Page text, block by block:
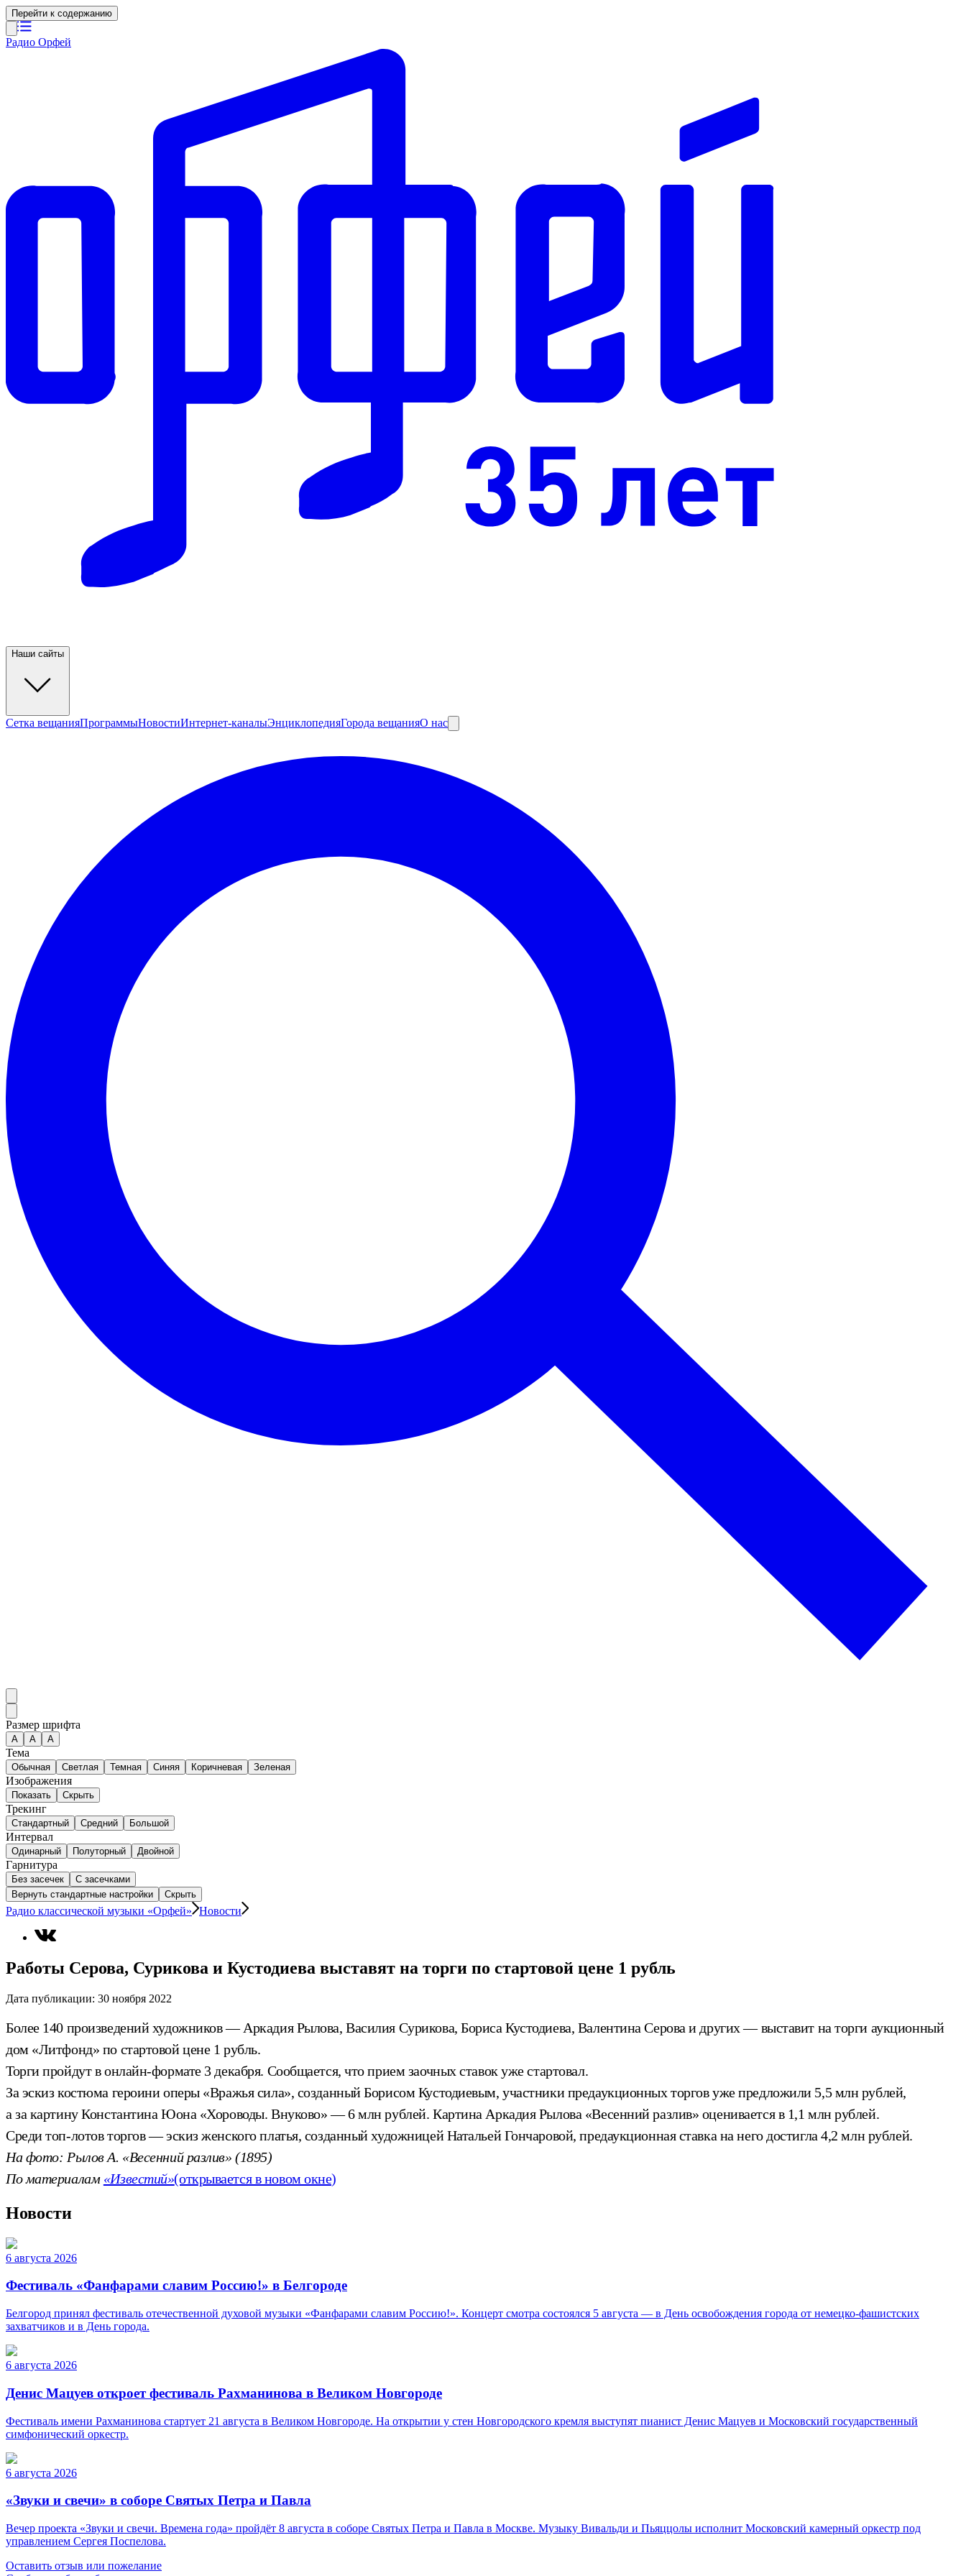
Перейти к содержанию
Радио Орфей
Наши сайты
Сетка вещанияПрограммыНовостиИнтернет-каналыЭнциклопедияГорода вещанияО нас
Размер шрифта
А A A
Тема
Обычная Светлая Темная Синяя Коричневая Зеленая
Изображения
Показать Скрыть
Трекинг
Стандартный Средний Большой
Интервал
Одинарный Полуторный Двойной
Гарнитура
Без засечек
С засечками
Вернуть стандартные настройки
Скрыть
Радио классической музыки «Орфей» Новости
Работы Серова, Сурикова и Кустодиева выставят на торги по стартовой цене 1 рубль
Дата публикации: 30 ноября 2022
Более 140 произведений художников — Аркадия Рылова, Василия Сурикова, Бориса Кустодиева, Валентина Серова и других — выставит на торги аукционный
дом «Литфонд» по стартовой цене 1 рубль.
Торги пройдут в онлайн-формате 3 декабря. Сообщается, что прием заочных ставок уже стартовал.
За эскиз костюма героини оперы «Вражья сила», созданный Борисом Кустодиевым, участники предаукционных торгов уже предложили 5,5 млн рублей,
а за картину Константина Юона «Хороводы. Внуково» — 6 млн рублей. Картина Аркадия Рылова «Весенний разлив» оценивается в 1,1 млн рублей.
Среди топ-лотов торгов — эскиз женского платья, созданный художницей Натальей Гончаровой, предаукционная ставка на него достигла 4,2 млн рублей.
На фото: Рылов А. «Весенний разлив» (1895)
По материалам «Известий»(открывается в новом окне)
Новости
6 августа 2026
Фестиваль «Фанфарами славим Россию!» в Белгороде
Белгород принял фестиваль отечественной духовой музыки «Фанфарами славим Россию!». Концерт смотра состоялся 5 августа — в День освобождения города от немецко-фашистских
захватчиков и в День города.
6 августа 2026
Денис Мацуев откроет фестиваль Рахманинова в Великом Новгороде
Фестиваль имени Рахманинова стартует 21 августа в Великом Новгороде. На открытии у стен Новгородского кремля выступят пианист Денис Мацуев и Московский государственный
симфонический оркестр.
6 августа 2026
«Звуки и свечи» в соборе Святых Петра и Павла
Вечер проекта «Звуки и свечи. Времена года» пройдёт 8 августа в соборе Святых Петра и Павла в Москве. Музыку Вивальди и Пьяццолы исполнит Московский камерный оркестр под
управлением Сергея Поспелова.
Оставить отзыв или пожелание